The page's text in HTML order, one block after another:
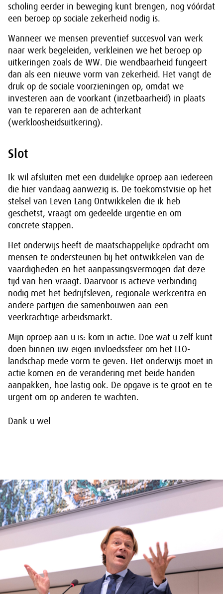
scholing eerder in beweging kunt brengen, nog vóórdat
een beroep op sociale zekerheid nodig is.
Wanneer we mensen preventief succesvol van werk
naar werk begeleiden, verkleinen we het beroep op
uitkeringen zoals de WW. Die wendbaarheid fungeert
dan als een nieuwe vorm van zekerheid. Het vangt de
druk op de sociale voorzieningen op, omdat we
investeren aan de voorkant (inzetbaarheid) in plaats
van te repareren aan de achterkant
(werkloosheidsuitkering).
Slot
Ik wil afsluiten met een duidelijke oproep aan iedereen
die hier vandaag aanwezig is. De toekomstvisie op het
stelsel van Leven Lang Ontwikkelen die ik heb
geschetst, vraagt om gedeelde urgentie en om
concrete stappen.
Het onderwijs heeft de maatschappelijke opdracht om
mensen te ondersteunen bij het ontwikkelen van de
vaardigheden en het aanpassingsvermogen dat deze
tijd van hen vraagt. Daarvoor is actieve verbinding
nodig met het bedrijfsleven, regionale werkcentra en
andere partijen die samenbouwen aan een
veerkrachtige arbeidsmarkt.
Mijn oproep aan u is: kom in actie. Doe wat u zelf kunt
doen binnen uw eigen invloedssfeer om het LLO-
landschap mede vorm te geven. Het onderwijs moet in
actie komen en de verandering met beide handen
aanpakken, hoe lastig ook. De opgave is te groot en te
urgent om op anderen te wachten.
Dank u wel